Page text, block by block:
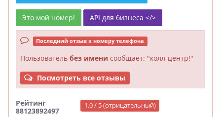
Это мой номер! API для бизнеса </>
Последний отзыв к номеру телефона
Пользователь без имени сообщает: "колл-центр!"
Посмотреть все отзывы
Рейтинг
88123892497
1.0 / 5 (отрицательный)